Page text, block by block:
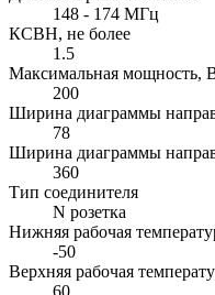
148 - 174 МГц
КСВН, не более
1.5
Максимальная мощность,
200
Ширина диаграммы
78
Ширина диаграммы
360
Тип соединителя
N розетка
Нижняя рабочая
-50
Верхняя рабочая